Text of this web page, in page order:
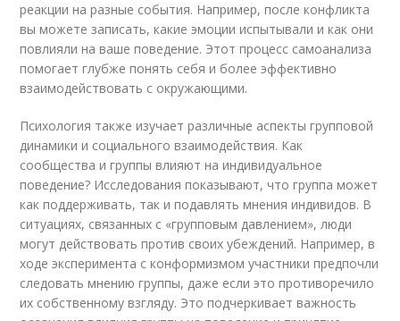
реакции на разные события. Например, после конфликта
вы можете записать, какие эмоции испытывали и как они
повлияли на ваше поведение. Этот процесс самоанализа
помогает глубже понять себя и более эффективно
взаимодействовать с окружающими.
Психология также изучает различные аспекты групповой
динамики и социального взаимодействия. Как
сообщества и группы влияют на индивидуальное
поведение? Исследования показывают, что группа может
как поддерживать, так и подавлять мнения индивидов. В
ситуациях, связанных с «групповым давлением», люди
могут действовать против своих убеждений. Например, в
ходе эксперимента с конформизмом участники предпочли
следовать мнению группы, даже если это противоречило
их собственному взгляду. Это подчеркивает важность